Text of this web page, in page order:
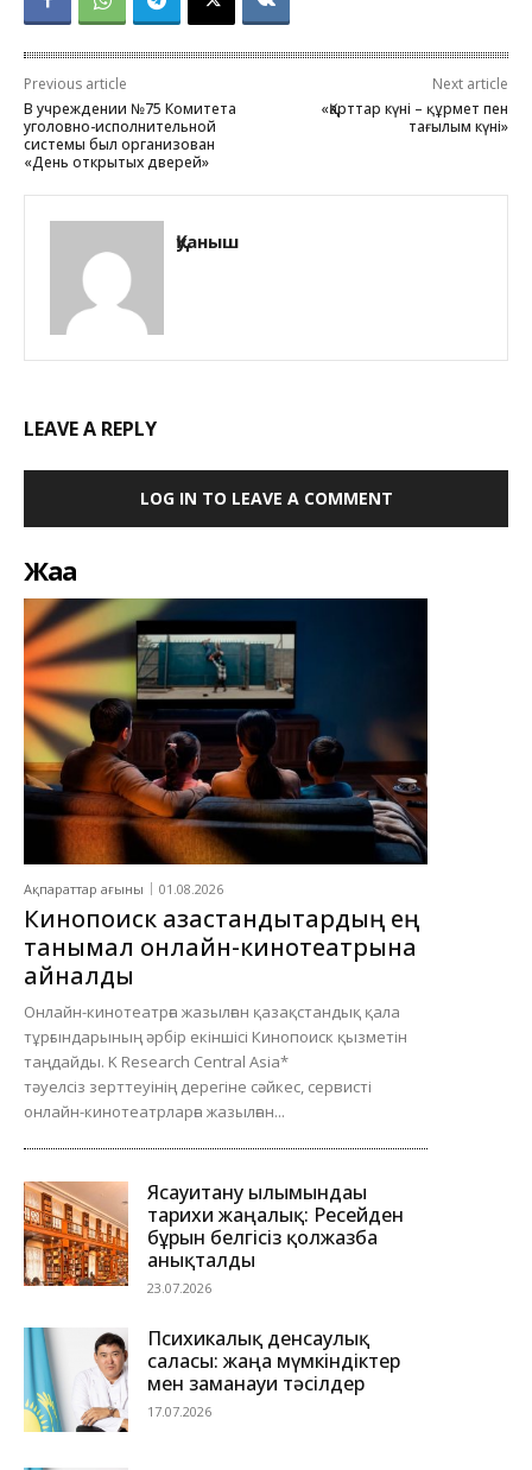
Previous article
В учреждении №75 Комитета
уголовно-исполнительной
системы был организован
«День открытых дверей»
Next article
«Қарттар күні – құрмет пен
тағылым күні»
Қуаныш
LEAVE A REPLY
LOG IN TO LEAVE A COMMENT
Жаңа
Ақпараттар ағыны 01.08.2026
Кинопоиск қазақстандықтардың ең
танымал онлайн-кинотеатрына
айналды
Онлайн-кинотеатрға жазылған қазақстандық қала
тұрғындарының әрбір екіншісі Кинопоиск қызметін
таңдайды. K Research Central Asia*
тәуелсіз зерттеуінің дерегіне сәйкес, сервисті
онлайн-кинотеатрларға жазылған...
Ясауитану ғылымындағы
тарихи жаңалық: Ресейден
бұрын белгісіз қолжазба
анықталды
23.07.2026
Психикалық денсаулық
саласы: жаңа мүмкіндіктер
мен заманауи тәсілдер
17.07.2026